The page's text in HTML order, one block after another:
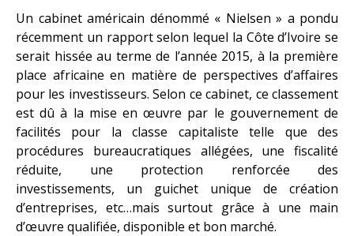
Un cabinet américain dénommé « Nielsen » a pondu
récemment un rapport selon lequel la Côte d’Ivoire se
serait hissée au terme de l’année 2015, à la première
place africaine en matière de perspectives d’affaires
pour les investisseurs. Selon ce cabinet, ce classement
est dû à la mise en œuvre par le gouvernement de
facilités pour la classe capitaliste telle que des
procédures bureaucratiques allégées, une fiscalité
réduite, une protection renforcée des
investissements, un guichet unique de création
d’entreprises, etc…mais surtout grâce à une main
d’œuvre qualifiée, disponible et bon marché.